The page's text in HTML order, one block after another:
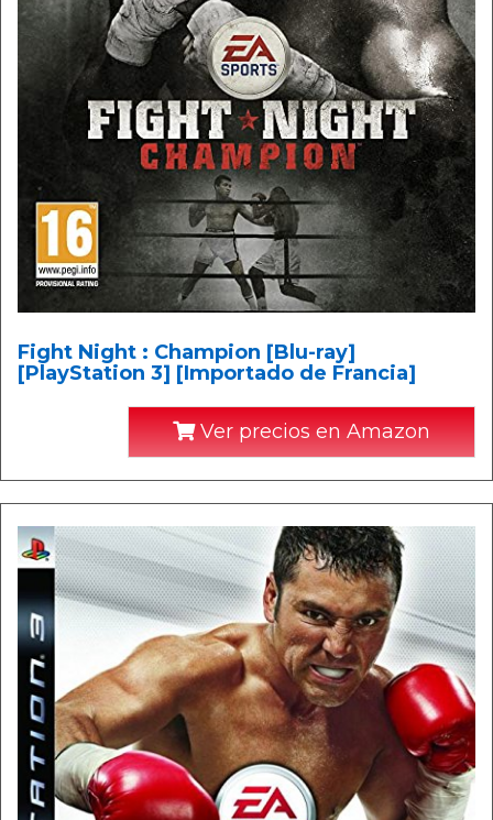
Fight Night : Champion [Blu-ray]
[PlayStation 3] [Importado de Francia]
Ver precios en Amazon